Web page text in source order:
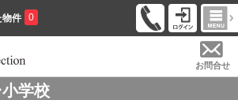
物件 0
お問合せ
学校